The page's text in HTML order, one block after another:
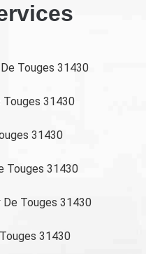
Touges 31430
31430
31430
Touges 31430
Touges 31430
31430